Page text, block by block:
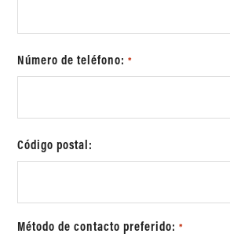
Número de teléfono: *
Código postal:
Método de contacto preferido: *